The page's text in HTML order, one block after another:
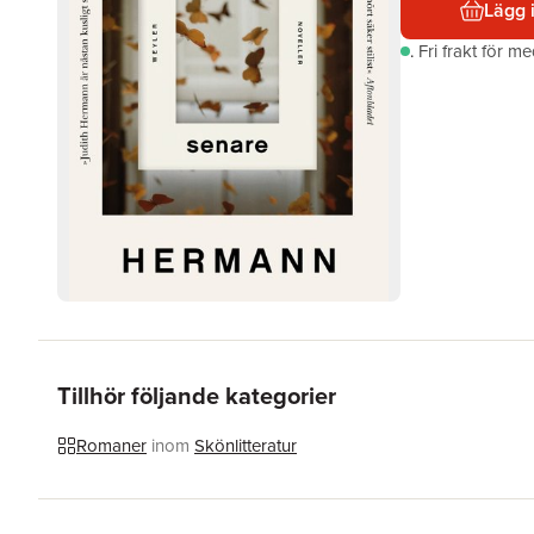
Lägg
. Fri frakt för
Tillhör följande kategorier
Romaner inom Skönlitteratur